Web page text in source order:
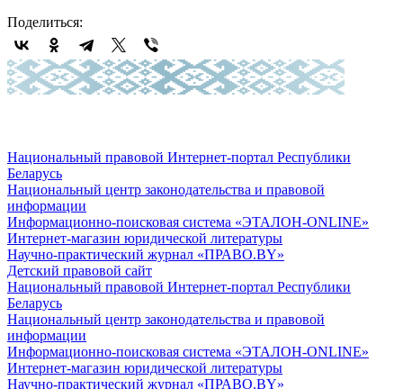
Поделиться:
Национальный правовой Интернет-портал Республики
Беларусь
Национальный центр законодательства и правовой
информации
Информационно-поисковая система «ЭТАЛОН-ONLINE»
Интернет-магазин юридической литературы
Научно-практический журнал «ПРАВО.BY»
Детский правовой сайт
Национальный правовой Интернет-портал Республики
Беларусь
Национальный центр законодательства и правовой
информации
Информационно-поисковая система «ЭТАЛОН-ONLINE»
Интернет-магазин юридической литературы
Научно-практический журнал «ПРАВО.BY»